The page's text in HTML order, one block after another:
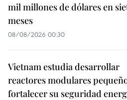
mil millones de dólares en
meses
08/08/2026 00:30
Vietnam estudia desarrollar
reactores modulares
fortalecer su seguridad